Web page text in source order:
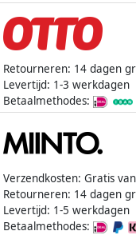
Retourneren: 14 dagen
Levertijd: 1-3 werkdagen
Betaalmethodes:
Verzendkosten: Gratis
Retourneren: 14 dagen
Levertijd: 1-5 werkdagen
Betaalmethodes: